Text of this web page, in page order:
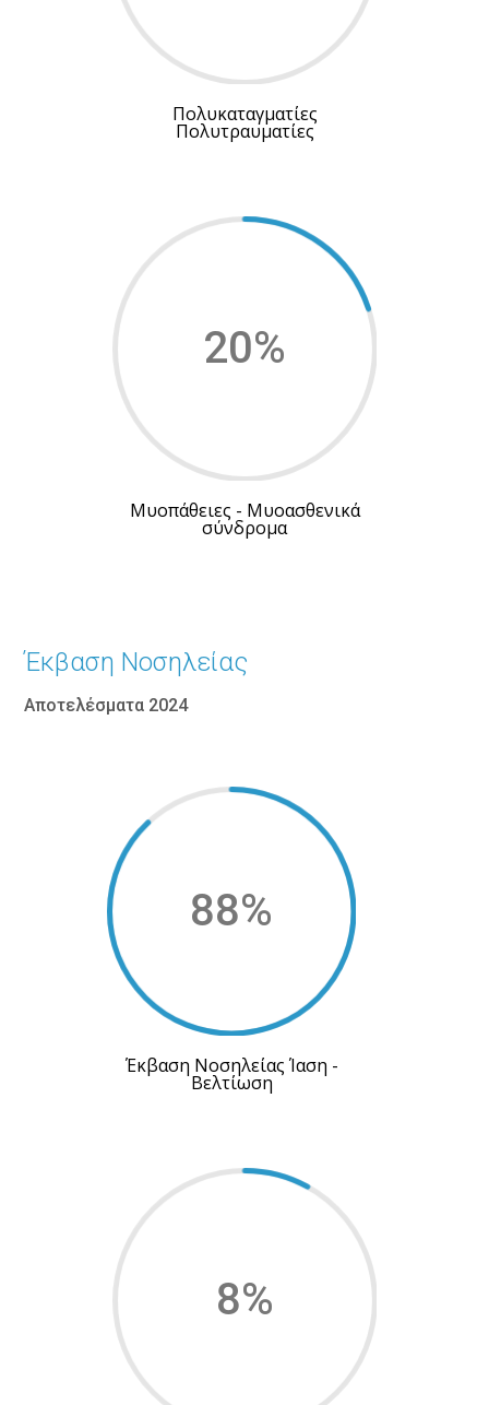
Πολυκαταγματίες
Πολυτραυματίες
20%
Μυοπάθειες - Μυοασθενικά
σύνδρομα
Έκβαση Νοσηλείας
Αποτελέσματα 2024
88%
Έκβαση Νοσηλείας Ίαση -
Βελτίωση
8%